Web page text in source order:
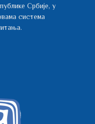
Србије, у
система